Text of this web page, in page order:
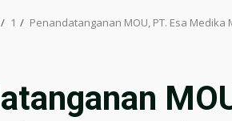
1 Penandatanganan MOU, PT. Esa Medika